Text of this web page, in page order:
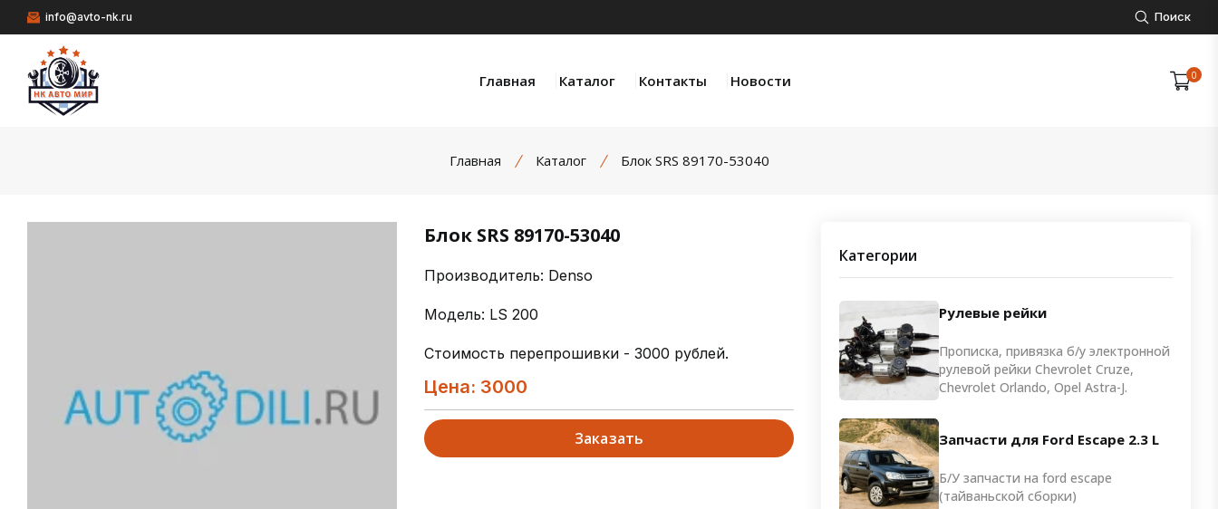
info@avto-nk.ru Поиск
Главная Каталог Контакты Новости 0
Главная Каталог Блок SRS 89170-53040
Блок SRS 89170-53040
Производитель: Denso
Модель: LS 200
Стоимость перепрошивки - 3000 рублей.
Цена: 3000
Заказать
Категории
Рулевые рейки
Прописка, привязка б/у электронной
рулевой рейки Chevrolet Cruze,
Chevrolet Orlando, Opel Astra-J.
Запчасти для Ford Escape 2.3 L
Б/У запчасти на ford escape
(тайваньской сборки)